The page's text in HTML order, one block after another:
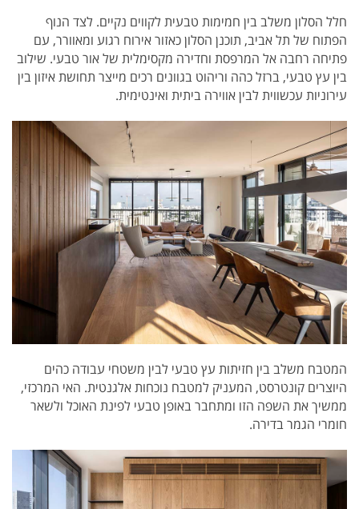
חלל הסלון משלב בין חמימות טבעית לקווים נקיים. לצד הנוף
הפתוח של תל אביב, תוכנן הסלון כאזור אירוח רגוע ומאוורר, עם
פתיחה רחבה אל המרפסת וחדירה מקסימלית של אור טבעי. שילוב
בין עץ טבעי, ברזל כהה וריהוט בגוונים רכים מייצר תחושת איזון בין
עירוניות עכשווית לבין אווירה ביתית ואינטימית.
המטבח משלב בין חזיתות עץ טבעי לבין משטחי עבודה כהים
היוצרים קונטרסט, המעניק למטבח נוכחות אלגנטית. האי המרכזי,
ממשיך את השפה הזו ומתחבר באופן טבעי לפינת האוכל ולשאר
חומרי הגמר בדירה.